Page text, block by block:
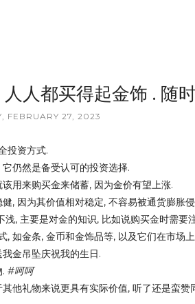
人都买得起金饰 . 随
FEBRUARY 27, 2023
仍然是备受认可的投资选择.
用来购买金来储蓄, 因为金价有望上涨.
, 因为其价值相对稳定, 不容易被通货膨胀
浅, 主要是对金的知识, 比如说购买金时需要
, 如金条, 金币和金饰品等, 以及它们在市场
金吊坠庆祝我的生日.
#呵呵
他礼物来说更具有实际价值, 听了还是蛮赞